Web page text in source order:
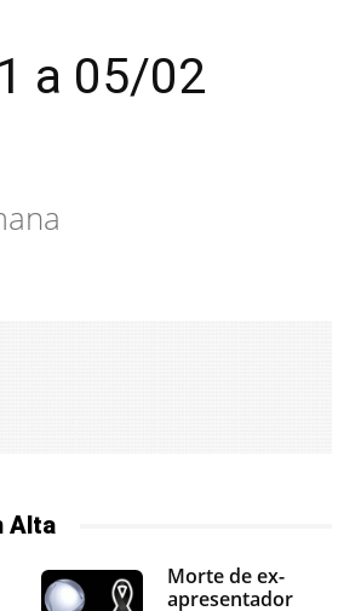
a 05/02
Alta
Morte de ex-
apresentador